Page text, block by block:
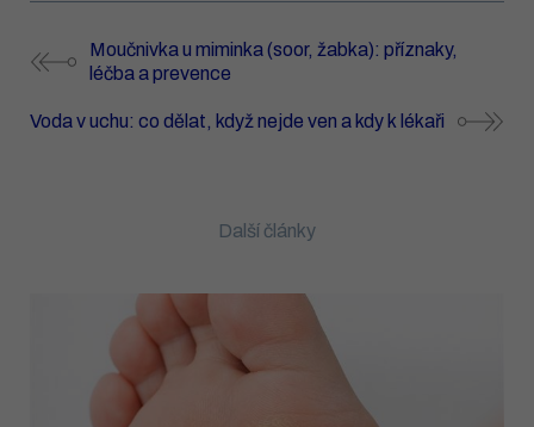
Moučnivka u miminka (soor, žabka): příznaky,
léčba a prevence
Voda v uchu: co dělat, když nejde ven a kdy k lékaři
Další články